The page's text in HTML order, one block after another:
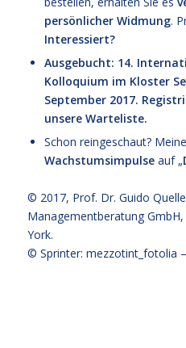
persönlicher Widmung.
Interessiert?
Ausgebucht: 14.
Kolloquium im Kloster
September 2017.
unsere Warteliste.
Schon reingeschaut?
Wachstumsimpulseauf „
© 2017, Prof. Dr. Guido Quelle
Managementberatung
York.
© Sprinter: mezzotint_fotolia –